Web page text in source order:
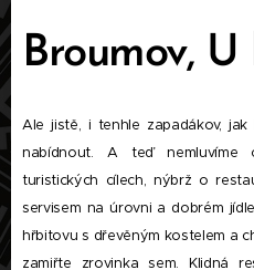
Broumov, U
Ale jistě, i tenhle zapadákov,
nabídnout. A teď
turistických cílech, nýbrž o
servisem na úrovni a dobrém
hřbitovu s dřevěným kostelem a
zamiřte zrovinka sem. Klidná